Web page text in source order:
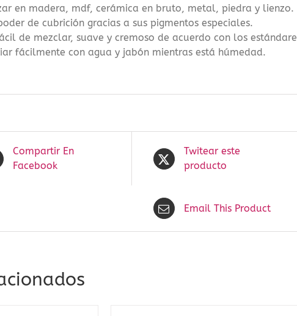
en madera, mdf, cerámica en bruto, metal, piedra y lienzo.
de cubrición gracias a sus pigmentos especiales.
de mezclar, suave y cremoso de acuerdo con los
fácilmente con agua y jabón mientras está húmedad.
Compartir En
Facebook
Twitear este
producto
Email This Product